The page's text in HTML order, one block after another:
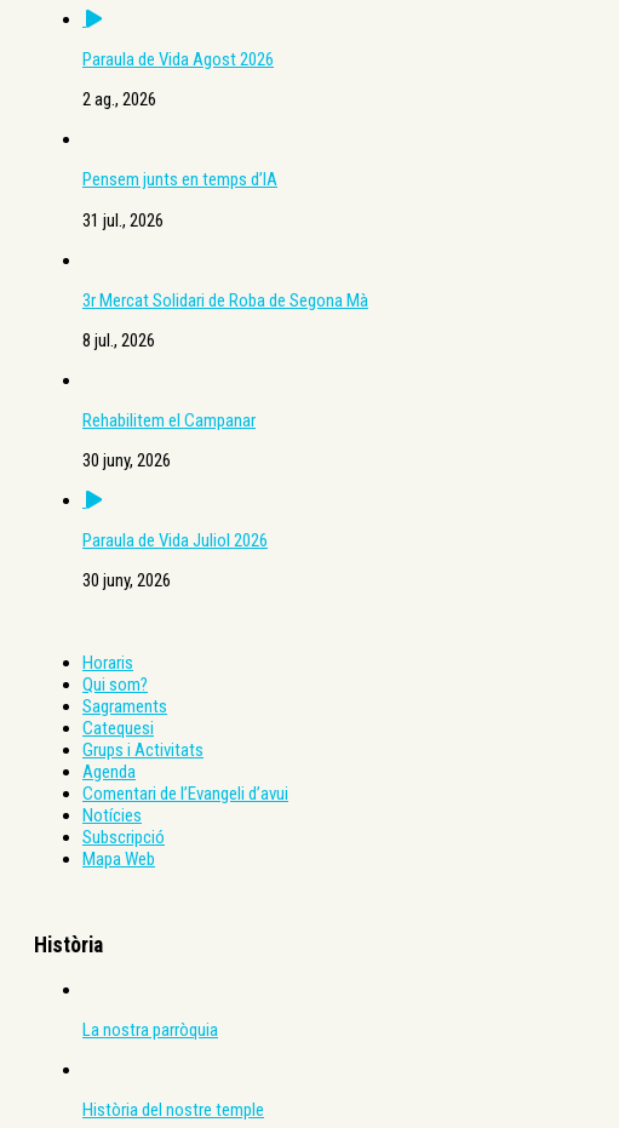
Paraula de Vida Agost 2026
2 ag., 2026
Pensem junts en temps d’IA
31 jul., 2026
3r Mercat Solidari de Roba de Segona Mà
8 jul., 2026
Rehabilitem el Campanar
30 juny, 2026
Paraula de Vida Juliol 2026
30 juny, 2026
Horaris
Qui som?
Sagraments
Catequesi
Grups i Activitats
Agenda
Comentari de l’Evangeli d’avui
Notícies
Subscripció
Mapa Web
Història
La nostra parròquia
Història del nostre temple